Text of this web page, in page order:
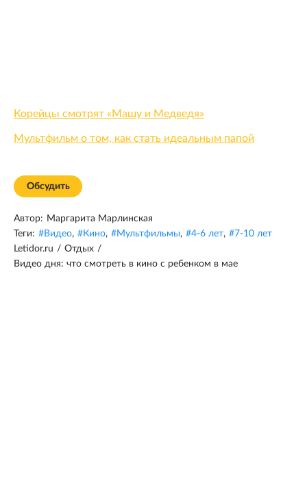
Корейцы смотрят «Машу и Медведя»
Мультфильм о том, как стать идеальным папой
Обсудить
Автор: Маргарита Марлинская
Теги: #Видео, #Кино, #Мультфильмы, #4-6 лет, #7-10 лет
Letidor.ru / Отдых /
Видео дня: что смотреть в кино с ребенком в мае